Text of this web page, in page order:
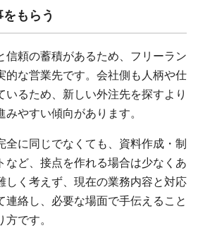
もらう
信頼の蓄積があるため、フリーラン
的な営業先です。会社側も人柄や仕
いるため、新しい外注先を探すより
やすい傾向があります。
全に同じでなくても、資料作成・制
など、接点を作れる場合は少なくあ
しく考えず、現在の業務内容と対応
連絡し、必要な場面で手伝えること
です。